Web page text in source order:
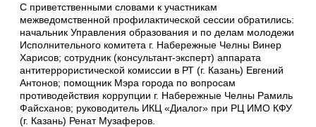
С приветственными словами к участникам
межведомственной профилактической сессии обратились:
начальник Управления образования и по делам молодежи
Исполнительного комитета г. Набережные Челны Винер
Харисов; сотрудник (консультант-эксперт) аппарата
антитеррористической комиссии в РТ (г. Казань) Евгений
Антонов; помощник Мэра города по вопросам
противодействия коррупции г. Набережные Челны Рамиль
Файсханов; руководитель ИКЦ «Диалог» при РЦ ИМО КФУ
(г. Казань) Ренат Музаферов.